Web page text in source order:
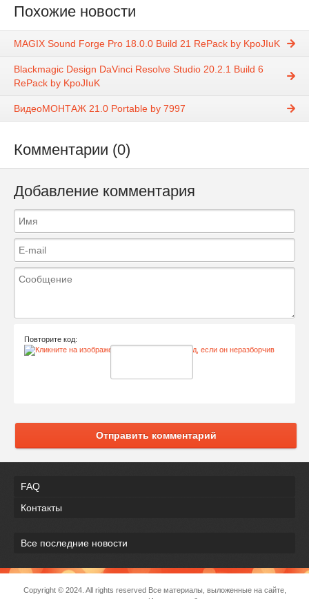
Похожие новости
MAGIX Sound Forge Pro 18.0.0 Build 21 RePack by KpoJIuK
Blackmagic Design DaVinci Resolve Studio 20.2.1 Build 6
RePack by KpoJIuK
ВидеоМОНТАЖ 21.0 Portable by 7997
Комментарии (0)
Добавление комментария
Повторите код:
Отправить комментарий
FAQ
Контакты
Все последние новости
Copyright © 2024. All rights reserved Все материалы, выложенные на сайте,